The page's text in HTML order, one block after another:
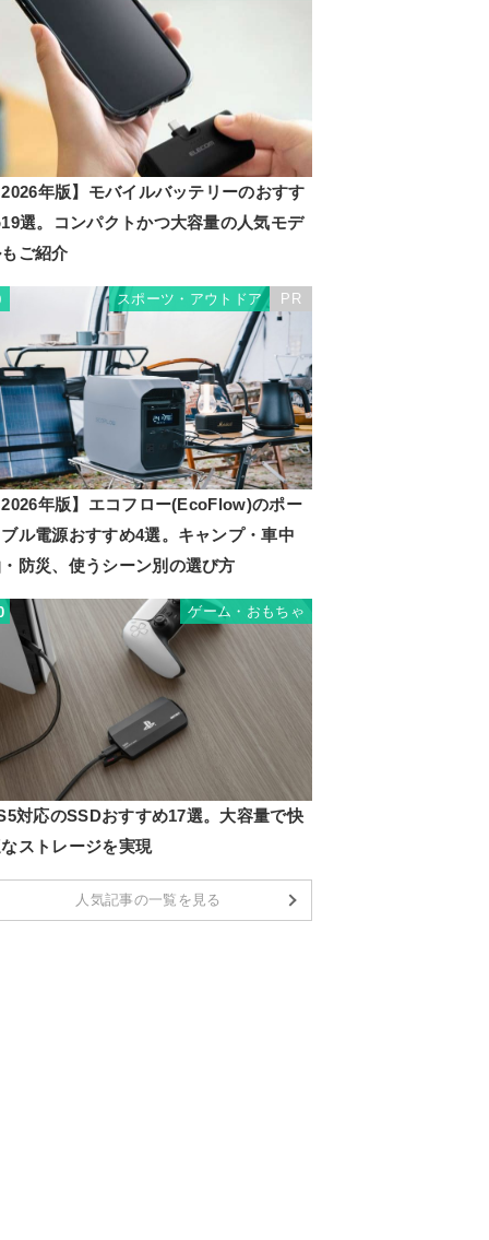
年版】モバイルバッテリーのおすす
選。コンパクトかつ大容量の人気モデ
ご紹介
スポーツ・アウトドア PR
年版】エコフロー(EcoFlow)のポー
ル電源おすすめ4選。キャンプ・車中
防災、使うシーン別の選び方
ゲーム・おもちゃ
対応のSSDおすすめ17選。大容量で快
ストレージを実現
人気記事の一覧を見る